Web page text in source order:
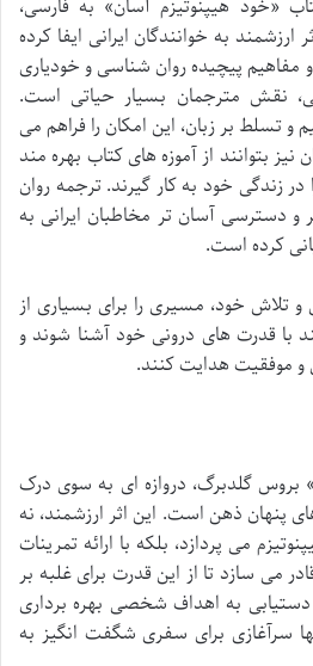
«خود هیپنوتیزم آسان» به فارسی،
به خوانندگان ایرانی ایفا کرده
پیچیده روان شناسی و خودیاری
نقش مترجمان بسیار حیاتی است.
و تسلط بر زبان، این امکان را فراهم می
نیز بتوانند از آموزه های کتاب بهره مند
زندگی خود به کار گیرند. ترجمه روان
دسترسی آسان تر مخاطبان ایرانی به
کرده است.
خود، مسیری را برای بسیاری از
با قدرت های درونی خود آشنا شوند و
و موفقیت هدایت کنند.
بروس گلدبرگ، دروازه ای به سوی درک
پنهان ذهن است. این اثر ارزشمند، نه
می پردازد، بلکه با ارائه تمرینات
می سازد تا از این قدرت برای غلبه بر
به اهداف شخصی بهره برداری
سرآغازی برای سفری شگفت انگیز به